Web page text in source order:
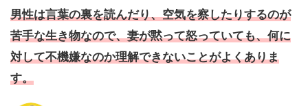
男性は言葉の裏を読んだり、空気を察したりするのが
苦手な生き物なので、妻が黙って怒っていても、何に
対して不機嫌なのか理解できないことがよくありま
す。